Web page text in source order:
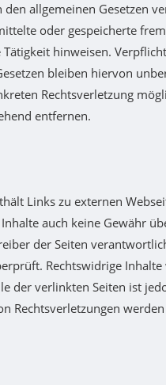
den allgemeinen Gesetzen
oder gespeicherte
hinweisen.
bleiben hiervon
Rechtsverletzung
entfernen.
Links zu externen
auch keine Gewähr
der Seiten
Rechtswidrige
der verlinkten Seiten ist
Rechtsverletzungen